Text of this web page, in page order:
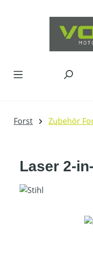
Forst Zubehör
Laser 2-
Bildergalerie